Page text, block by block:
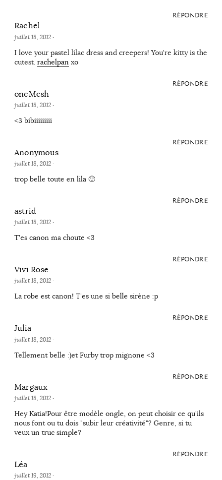
RÉPONDRE
Rachel
juillet 18, 2012·
I love your pastel lilac dress and creepers! You're kitty is the
cutest. rachelpan xo
RÉPONDRE
oneMesh
juillet 18, 2012·
<3 bibiiiiiiiii
RÉPONDRE
Anonymous
juillet 18, 2012·
trop belle toute en lila 🙂
RÉPONDRE
astrid
juillet 18, 2012·
T'es canon ma choute <3
RÉPONDRE
Vivi Rose
juillet 18, 2012·
La robe est canon! T'es une si belle sirène :p
RÉPONDRE
Julia
juillet 18, 2012·
Tellement belle :)et Furby trop mignone <3
RÉPONDRE
Margaux
juillet 18, 2012·
Hey Katia!Pour être modèle ongle, on peut choisir ce qu'ils
nous font ou tu dois "subir leur créativité"? Genre, si tu
veux un truc simple?
RÉPONDRE
Léa
juillet 19, 2012·